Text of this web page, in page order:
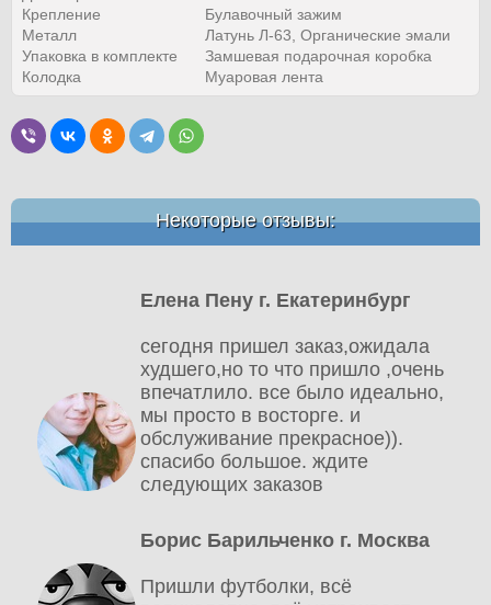
Крепление
Булавочный зажим
Металл
Латунь Л-63, Органические эмали
Упаковка в комплекте
Замшевая подарочная коробка
Колодка
Муаровая лента
Некоторые отзывы:
Елена Пену г. Екатеринбург
сегодня пришел заказ,ожидала
худшего,но то что пришло ,очень
впечатлило. все было идеально,
мы просто в восторге. и
обслуживание прекрасное)).
спасибо большое. ждите
следующих заказов
Борис Барильченко г. Москва
Пришли футболки, всё